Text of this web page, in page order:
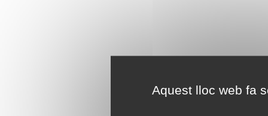
Aquest lloc web fa